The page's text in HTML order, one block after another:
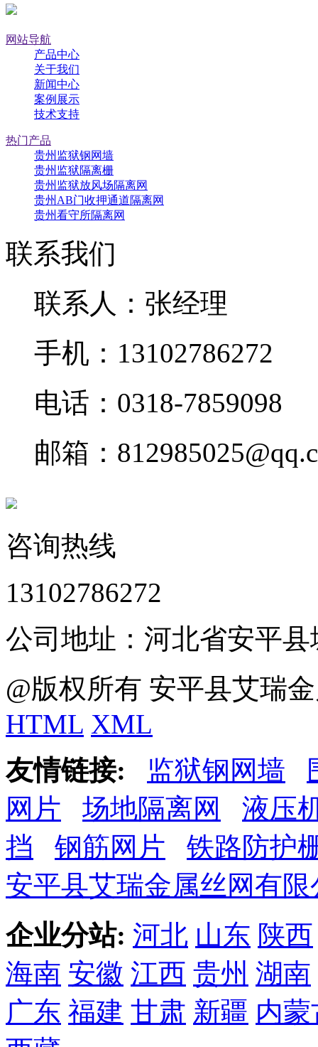
网站导航
产品中心
关于我们
新闻中心
案例展示
技术支持
热门产品
贵州监狱钢网墙
贵州监狱隔离栅
贵州监狱放风场隔离网
贵州AB门收押通道隔离网
贵州看守所隔离网
联系我们
联系人：张经理
手机：13102786272
电话：0318-7859098
邮箱：
咨询热线
13102786272
公司地址：河北省安平
@版权所有 安平县艾瑞
HTML XML
友情链接:
监狱钢网墙
网片
场地隔离网
液压
挡
钢筋网片
铁路防护
安平县艾瑞金属丝网有限
企业分站: 河北 山东 陕西
海南 安徽 江西 贵州 湖南
广东 福建 甘肃 新疆 内蒙